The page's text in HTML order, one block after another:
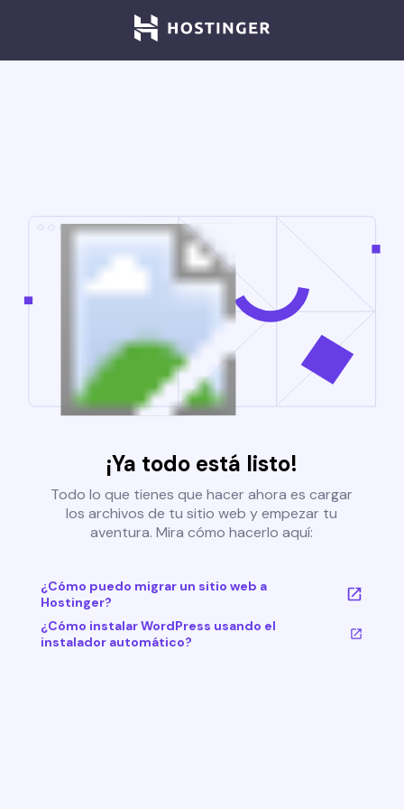
¡Ya todo está listo!
Todo lo que tienes que hacer ahora es cargar
los archivos de tu sitio web y empezar tu
aventura. Mira cómo hacerlo aquí:
¿Cómo puedo migrar un sitio web a
Hostinger?
¿Cómo instalar WordPress usando el
instalador automático?